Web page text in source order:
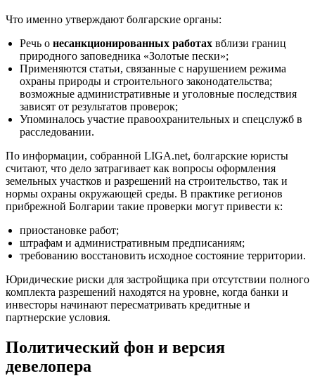
Что именно утверждают болгарские органы:
Речь о несанкционированных работах вблизи границ
природного заповедника «Золотые пески»;
Применяются статьи, связанные с нарушением режима
охраны природы и строительного законодательства;
возможные административные и уголовные последствия
зависят от результатов проверок;
Упоминалось участие правоохранительных и спецслужб в
расследовании.
По информации, собранной LIGA.net, болгарские юристы
считают, что дело затрагивает как вопросы оформления
земельных участков и разрешений на строительство, так и
нормы охраны окружающей среды. В практике регионов
прибрежной Болгарии такие проверки могут привести к:
приостановке работ;
штрафам и административным предписаниям;
требованию восстановить исходное состояние территории.
Юридические риски для застройщика при отсутствии полного
комплекта разрешений находятся на уровне, когда банки и
инвесторы начинают пересматривать кредитные и
партнерские условия.
Политический фон и версия
девелопера